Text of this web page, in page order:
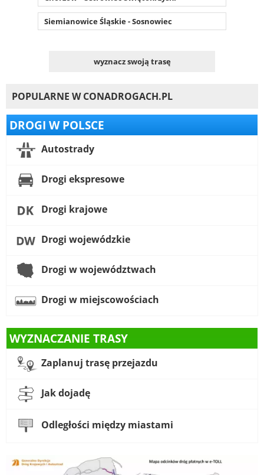
Siemianowice Śląskie - Sosnowiec
wyznacz swoją trasę
POPULARNE W CONADROGACH.PL
DROGI W POLSCE
Autostrady
Drogi ekspresowe
Drogi krajowe
Drogi wojewódzkie
Drogi w województwach
Drogi w miejscowościach
WYZNACZANIE TRASY
Zaplanuj trasę przejazdu
Jak dojadę
Odległości między miastami